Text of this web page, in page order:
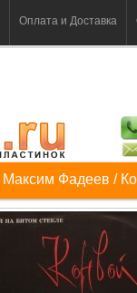
Оплата и Доставка
Максим Фадеев /